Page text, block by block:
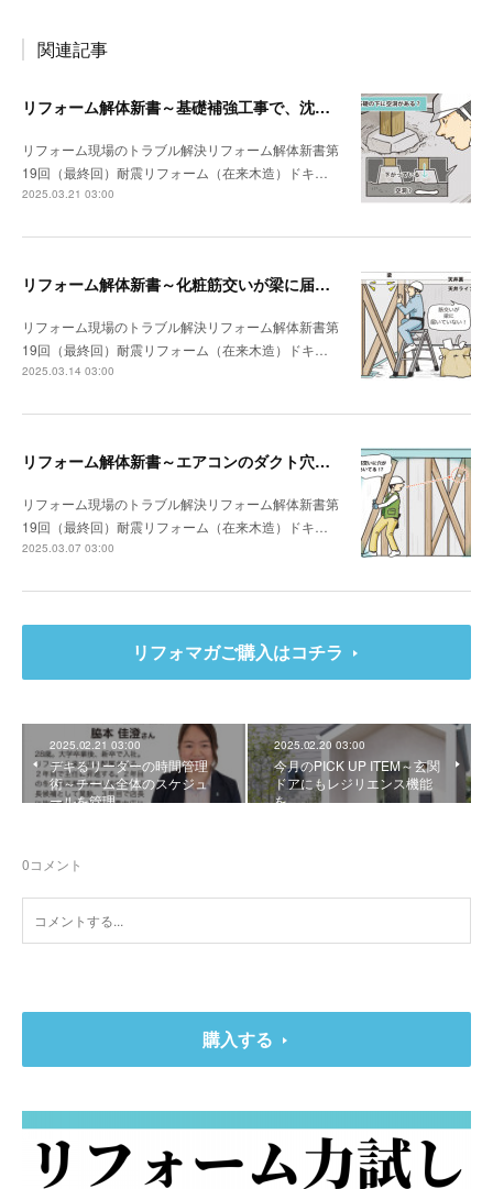
関連記事
リフォーム解体新書～基礎補強工事で、沈んでいる独立基礎を発見
リフォーム現場のトラブル解決リフォーム解体新書第
19回（最終回）耐震リフォーム（在来木造）ドキ…
2025.03.21 03:00
リフォーム解体新書～化粧筋交いが梁に届いていなかった
リフォーム現場のトラブル解決リフォーム解体新書第
19回（最終回）耐震リフォーム（在来木造）ドキ…
2025.03.14 03:00
リフォーム解体新書～エアコンのダクト穴が筋交いを貫通していた
リフォーム現場のトラブル解決リフォーム解体新書第
19回（最終回）耐震リフォーム（在来木造）ドキ…
2025.03.07 03:00
リフォマガご購入はコチラ
2025.02.21 03:00
デキるリーダーの時間管理
術～チーム全体のスケジュ
ールを管理
2025.02.20 03:00
今月のPICK UP ITEM～玄関
ドアにもレジリエンス機能
を
0コメント
購入する